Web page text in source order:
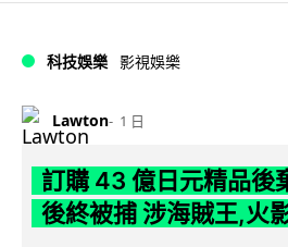
科技娛樂 影視娛樂
Lawton 1 日
訂購 43 億日元精品後
後終被捕 涉海賊王,火